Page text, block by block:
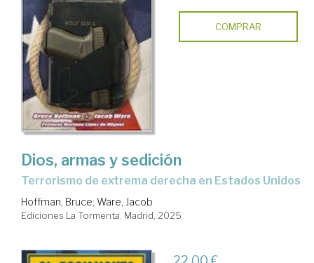
COMPRAR
Dios, armas y sedición
Terrorismo de extrema derecha en Estados Unidos
Hoffman, Bruce; Ware, Jacob
Ediciones La Tormenta. Madrid, 2025